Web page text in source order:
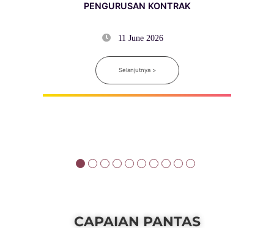
PENGURUSAN KONTRAK
11 June 2026
Selanjutnya >
CAPAIAN PANTAS